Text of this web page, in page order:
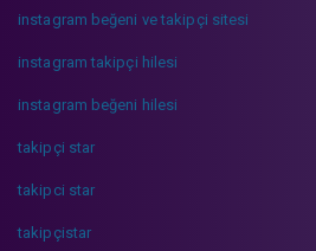
instagram beğeni ve takipçi sitesi
instagram takipçi hilesi
instagram beğeni hilesi
takipçi star
takipci star
takipçistar